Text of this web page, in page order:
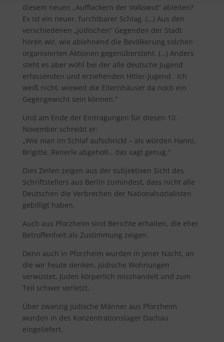
diesem neuen „Aufflackern der Volkswut“ ableiten?
Es ist ein neuer, furchtbarer Schlag. (…) Aus den
verschiedenen „jüdischen“ Gegenden der Stadt
hören wir, wie ablehnend die Bevölkerung solchen
organisierten Aktionen gegenübersteht. (…) Anders
steht es aber wohl bei der alle deutsche Jugend
erfassenden und erziehenden Hitler-Jugend . Ich
weiß nicht, wieweit die Elternhäuser da noch ein
Gegengewicht sein können.“
Und am Ende der Eintragungen für diesen 10.
November schreibt er:
„Wie man im Schlaf aufschrickt – als würden Hanni,
Brigitte, Renerle abgeholt-, das sagt genug.“
Dies Zeilen zeigen aus der subjektiven Sicht des
Schriftstellers aus Berlin zumindest, dass nicht alle
Deutschen die Verbrechen der Nationalsozialisten
gebilligt haben.
Auch aus Pforzheim sind Berichte erhalten, die eher
Betroffenheit als Zustimmung zeigen.
Denn auch in Pforzheim wurden in jener Nacht, an
die wir heute denken, jüdische Wohnungen
verwüstet, Juden körperlich misshandelt und zum
Teil schwer verletzt.
Über zwanzig jüdische Männer aus Pforzheim
wurden in des Konzentrationslager Dachau
eingeliefert.